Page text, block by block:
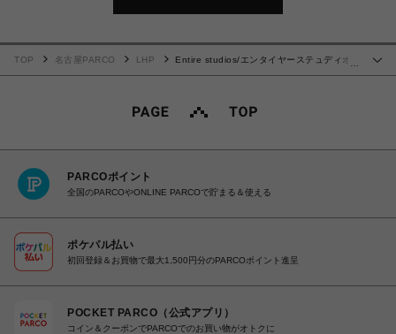
…
TOP 名古屋PARCO LHP
Entire studios/エンタイヤーステュディオ
PARCOポイント
全国のPARCOやONLINE PARCOで貯まる＆使える
ポケパル払い
初回登録＆お買物で最大1,500円分のPARCOポイント進呈
POCKET PARCO（公式アプリ）
コイン＆クーポンでPARCOでのお買い物がオトクに